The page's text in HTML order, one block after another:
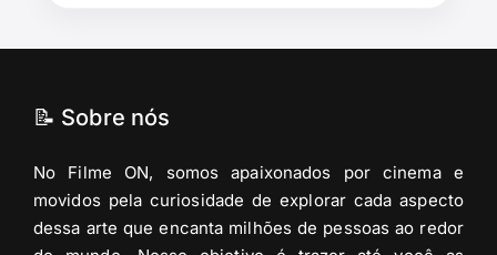
📝 Sobre nós
No Filme ON, somos apaixonados por cinema e
movidos pela curiosidade de explorar cada aspecto
dessa arte que encanta milhões de pessoas ao redor